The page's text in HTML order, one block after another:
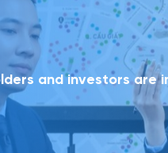
chính Thông tin giao dịch
Thông tin giao dịch
and investors are